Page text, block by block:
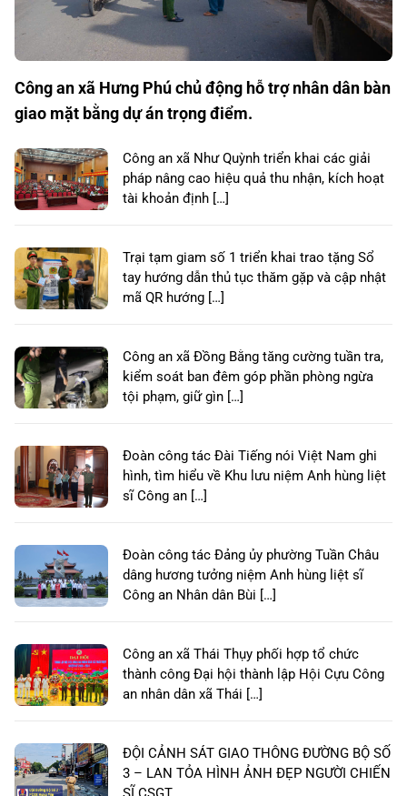
Công an xã Hưng Phú chủ động hỗ trợ nhân dân bàn
giao mặt bằng dự án trọng điểm.
Công an xã Như Quỳnh triển khai các giải
pháp nâng cao hiệu quả thu nhận, kích hoạt
tài khoản định […]
Trại tạm giam số 1 triển khai trao tặng Sổ
tay hướng dẫn thủ tục thăm gặp và cập nhật
mã QR hướng […]
Công an xã Đồng Bằng tăng cường tuần tra,
kiểm soát ban đêm góp phần phòng ngừa
tội phạm, giữ gìn […]
Đoàn công tác Đài Tiếng nói Việt Nam ghi
hình, tìm hiểu về Khu lưu niệm Anh hùng liệt
sĩ Công an […]
Đoàn công tác Đảng ủy phường Tuần Châu
dâng hương tưởng niệm Anh hùng liệt sĩ
Công an Nhân dân Bùi […]
Công an xã Thái Thụy phối hợp tổ chức
thành công Đại hội thành lập Hội Cựu Công
an nhân dân xã Thái […]
ĐỘI CẢNH SÁT GIAO THÔNG ĐƯỜNG BỘ SỐ
3 – LAN TỎA HÌNH ẢNH ĐẸP NGƯỜI CHIẾN